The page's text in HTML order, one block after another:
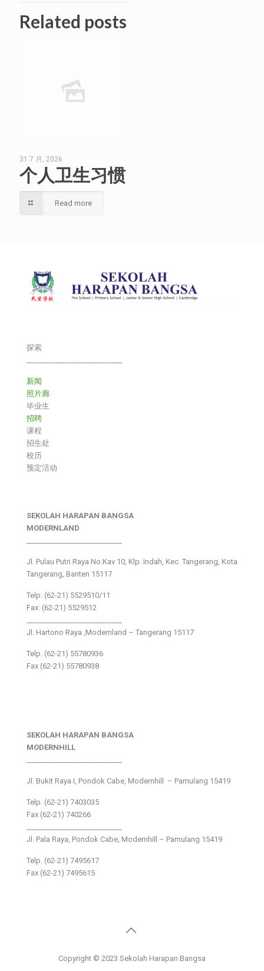
Related posts
31 7 月, 2026
个人卫生习惯
Read more
探索
新闻
照片廊
毕业生
招聘
课程
招生处
校历
预定活动
SEKOLAH HARAPAN BANGSA
MODERNLAND
Jl. Pulau Putri Raya No.Kav 10, Klp. Indah, Kec. Tangerang, Kota
Tangerang, Banten 15117
Telp: (62-21) 5529510/11
Fax: (62-21) 5529512
Jl. Hartono Raya ,Modernland – Tangerang 15117
Telp. (62-21) 55780936
Fax (62-21) 55780938
SEKOLAH HARAPAN BANGSA
MODERNHILL
Jl. Bukit Raya I, Pondok Cabe, Modernhill – Pamulang 15419
Telp. (62-21) 7403035
Fax (62-21) 740266
Jl. Pala Raya, Pondok Cabe, Modernhill – Pamulang 15419
Telp. (62-21) 7495617
Fax (62-21) 7495615
Copyright © 2023 Sekolah Harapan Bangsa